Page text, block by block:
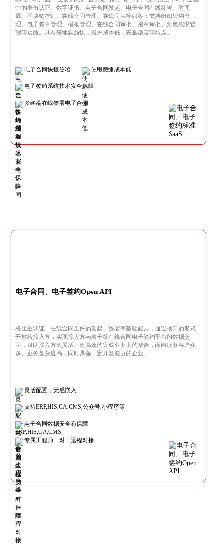
中的身份认证、数字证书、电子合同发起、电子合同在线签署、时间
戳、区块链存证、在线合同管理、在线司法等服务；支持组织架构管
理、电子签章管理、模板管理、在线合同审批、用章审批、角色权限管
理等功能。具有落地实施快，维护成本低，安全稳定等特点。
电子合同快捷签署 使用便捷成本低
电子签约系统技术安全保障
多终端在线签署电子合同
电子合同、电子签约Open API
将企业认证、在线合同文件的发起、签署等基础能力，通过接口的形式
开放给接入方，实现接入方与君子签在线合同电子签约平台的数据交
互，帮助接入方更灵活、更高效的完成业务上的整合，面向服务客户众
多、业务复杂度高，同时具备一定开发能力的企业。
灵活配置，无感嵌入
支持ERP,HIS,OA,CMS,公众号,小程序等
电子合同数据安全有保障
专属工程师一对一远程对接